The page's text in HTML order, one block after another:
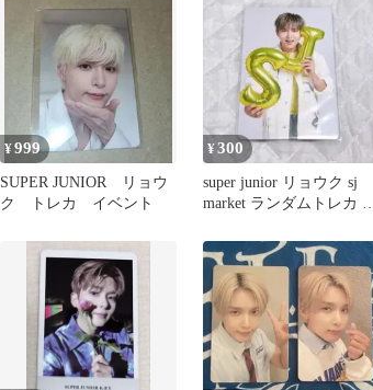
¥999
SUPER JUNIOR リョウ
ク トレカ イベント
¥300
super junior リョウク sj
market ランダムトレカ ラ